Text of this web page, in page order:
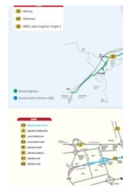
perubahan...